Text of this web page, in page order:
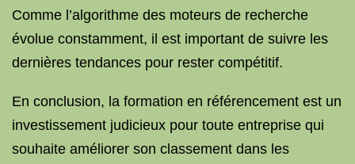
Comme l’algorithme des moteurs de recherche
évolue constamment, il est important de suivre les
dernières tendances pour rester compétitif.
En conclusion, la formation en référencement est un
investissement judicieux pour toute entreprise qui
souhaite améliorer son classement dans les